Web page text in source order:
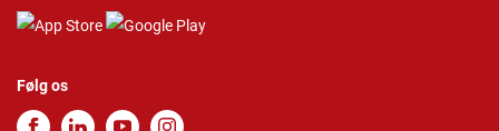
Følg os